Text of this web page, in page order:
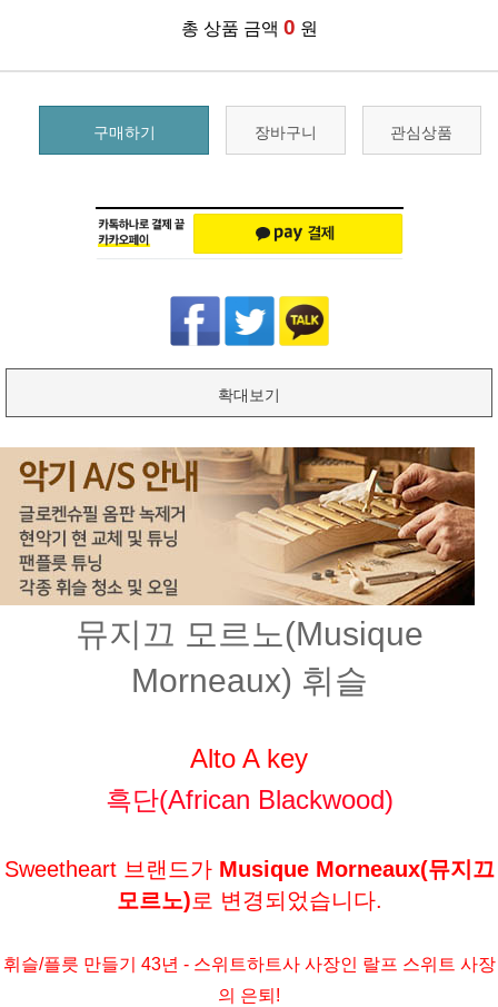
총 상품 금액 0 원
구매하기 장바구니 관심상품
확대보기
뮤지끄 모르노(Musique
Morneaux) 휘슬
Alto A key
흑단(African Blackwood)
Sweetheart 브랜드가 Musique Morneaux(뮤지끄
모르노)로 변경되었습니다.
휘슬/플릇 만들기 43년 - 스위트하트사 사장인 랄프 스위트 사장
의 은퇴!